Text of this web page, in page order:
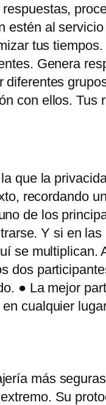
estén al
tus
Genera
con ellos.
que la
recordando
de los
Y si en
se
dos
● La mejor
cualquier
más
Su